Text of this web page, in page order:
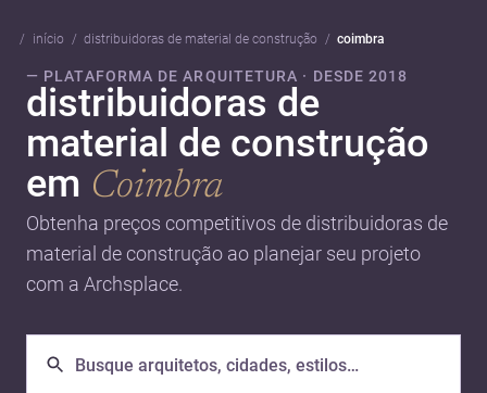
início distribuidoras de material de construção coimbra
— PLATAFORMA DE ARQUITETURA · DESDE 2018
distribuidoras de
material de construção
em Coimbra
Obtenha preços competitivos de distribuidoras de
material de construção ao planejar seu projeto
com a Archsplace.